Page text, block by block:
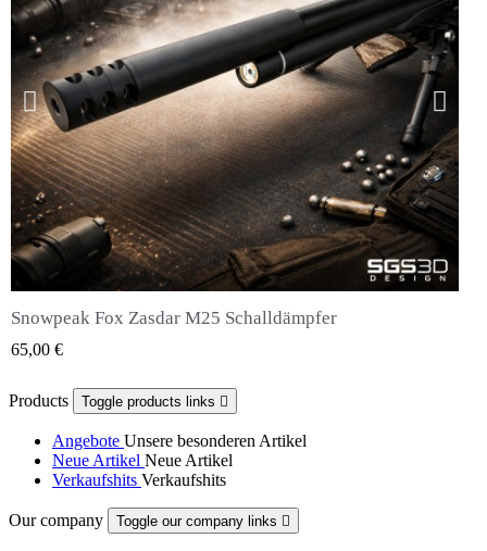
QUICK VIEW
Snowpeak Fox Zasdar M25 Schalldämpfer
65,00 €
Products Toggle products links 
Angebote Unsere besonderen Artikel
Neue Artikel Neue Artikel
Verkaufshits Verkaufshits
Our company Toggle our company links 